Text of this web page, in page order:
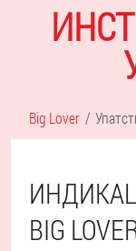
Big Lover
BIG